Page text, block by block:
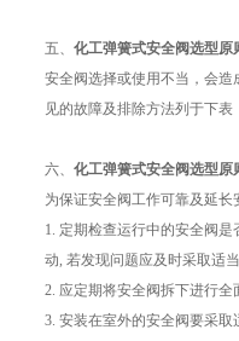
五、 化工弹簧式安全阀选型原
安全阀选择或使用不当，会
见的故障及排除方法列于下表
六、 化工弹簧式安全阀选型原
为保证安全阀工作可靠及延
1. 定期检查运行中的安全阀
动, 若发现问题应及时采取适
2. 应定期将安全阀拆下进行
3. 安装在室外的安全阀要采